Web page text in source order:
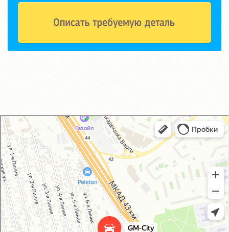
GM-City&VAG-Repair
Автосервис, автотехцентр в Москве
Магазин автозапчастей и автотоваров в Москве